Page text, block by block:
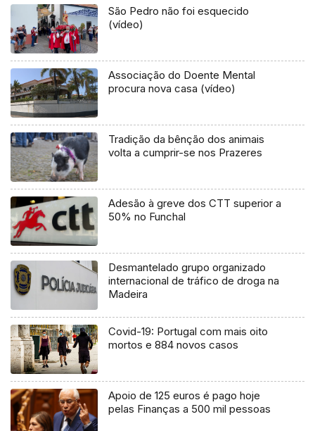
São Pedro não foi esquecido
(vídeo)
Associação do Doente Mental
procura nova casa (vídeo)
Tradição da bênção dos animais
volta a cumprir-se nos Prazeres
Adesão à greve dos CTT superior a
50% no Funchal
Desmantelado grupo organizado
internacional de tráfico de droga na
Madeira
Covid-19: Portugal com mais oito
mortos e 884 novos casos
Apoio de 125 euros é pago hoje
pelas Finanças a 500 mil pessoas